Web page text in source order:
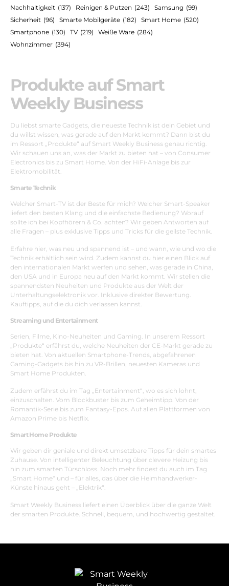
Nachhaltigkeit (137) Reinigen & Putzen (243) Samsung (99)
Sicherheit (96) Smarte Mobilgeräte (182) Smart Home (520)
Smartphone (130) TV (219) Weiße Ware (284)
Wohnzimmer (394)
Produkte auf Smart
Weekly Business
Du liebst smarte Gadgets, die neueste Technik ist dein Gebiet und
du willst wissen, was gerade auf den Markt kommt? Dann bist du
im Ressort „Produkte“ auf Smart Weekly Business genau richtig.
Wir schauen uns an, was der Markt zu bieten hat – von Consumer
Electronics bis zu Smart Home. Von der HiFi-Anlage bis zur
Elektromobilität.
Smarte Technik
Welcher Smart-TV ist der Beste für mich? Welcher Smart-Speaker
liefert den besten Klang und die einfachste Bedienung? Worauf
sollte ich bei Kopfhörern & Co. achten? Wir geben Antworten auf
alle Fragen – plus exklusive Tipps und Tricks für die geilste Technik.
Erfahre hier, was neu und spannend ist – und wann, wie und wo die
Technik erhältlich sein wird. Zudem kannst du hier einen Blick auf
den internationalen Markt werfen und sehen, was gerade in China,
den USA und in Europa neu auf den Markt kommt. Wir stellen die
spannendsten Neuheiten und Produkte aus der Welt der
Unterhaltungselektronik vor. Inklusive direkter Bewertung.
Kauftipps, auf die du dich verlassen kannst.
Streaming und Entertainment
Serien, Filme, Kino-Neuheiten und Gaming. In unserem Ressort
„Produkte“ erfährst du, welche Neuheiten der CE-Markt gerade zu
bieten hat. Von aktuellen Smartphone-Trends, abgefahrenen
Gaming-Gadgets bis hin zu VR-Brillen, neuesten Kameras und
Smart Home Produkten.
Zudem erfährst du im Tag „Entertainment“, wo es sich lohnt,
einzuschalten. Vom Blockbuster bis zum Geheimtipp. Von der
Romantik-Serie bis zum Fantasy-Epos. Auf allen Plattformen von
Amazon Prime bis Netflix.
Smart Home Produkte
Wir geben dir geniale und direkt umsetzbare Tipps für dein smartes
Zuhause. Von intelligenter Beleuchtung über clevere Heizung bis
hin zum smarten Türschloss. Noch mehr findest du auch im Tag
„Smart Home“ und – für alles, das über die Heimhandwerker-
Künste hinaus geht – „Elektrik“.
Smart Weekly Business liefert einen Überblick über die ganze Welt
der smarten Produkte. Schnell, bequem, und hochwertig gestaltet.